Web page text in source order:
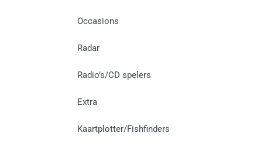
Occasions
Radar
Radio’s/CD spelers
Extra
Kaartplotter/Fishfinders